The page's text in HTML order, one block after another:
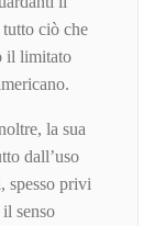
ciò che
il limitato
la sua
dall’uso
spesso privi
senso